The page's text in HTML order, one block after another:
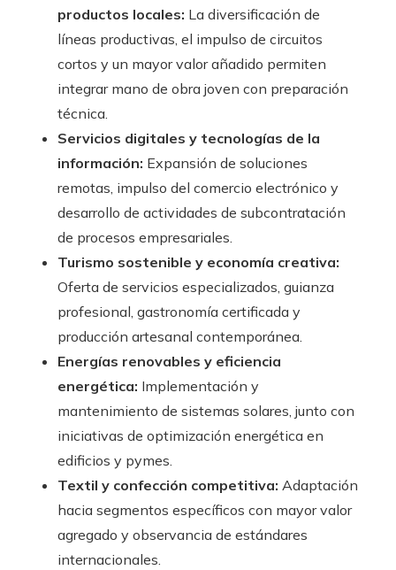
productos locales: La diversificación de
líneas productivas, el impulso de circuitos
cortos y un mayor valor añadido permiten
integrar mano de obra joven con preparación
técnica.
Servicios digitales y tecnologías de la
información: Expansión de soluciones
remotas, impulso del comercio electrónico y
desarrollo de actividades de subcontratación
de procesos empresariales.
Turismo sostenible y economía creativa:
Oferta de servicios especializados, guianza
profesional, gastronomía certificada y
producción artesanal contemporánea.
Energías renovables y eficiencia
energética: Implementación y
mantenimiento de sistemas solares, junto con
iniciativas de optimización energética en
edificios y pymes.
Textil y confección competitiva: Adaptación
hacia segmentos específicos con mayor valor
agregado y observancia de estándares
internacionales.